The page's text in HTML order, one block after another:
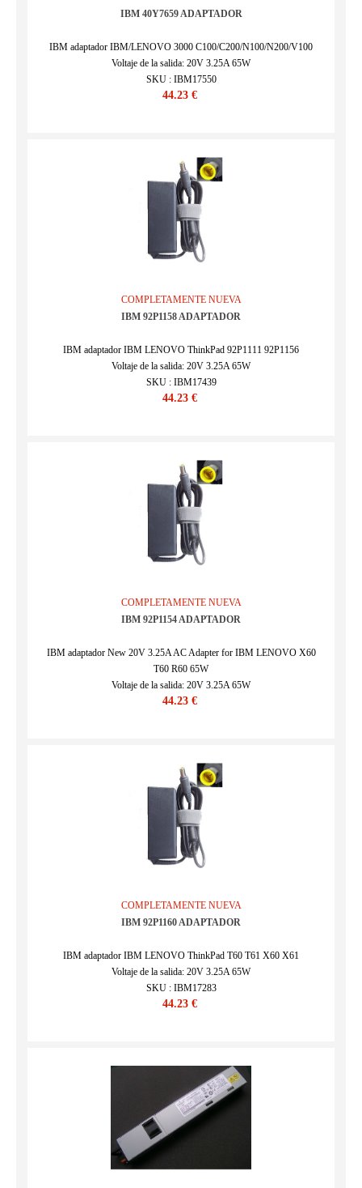
IBM 40Y7659 ADAPTADOR
IBM adaptador IBM/LENOVO 3000 C100/C200/N100/N200/V100
Voltaje de la salida: 20V 3.25A 65W
SKU : IBM17550
44.23 €
COMPLETAMENTE NUEVA
IBM 92P1158 ADAPTADOR
IBM adaptador IBM LENOVO ThinkPad 92P1111 92P1156
Voltaje de la salida: 20V 3.25A 65W
SKU : IBM17439
44.23 €
COMPLETAMENTE NUEVA
IBM 92P1154 ADAPTADOR
IBM adaptador New 20V 3.25A AC Adapter for IBM LENOVO X60
T60 R60 65W
Voltaje de la salida: 20V 3.25A 65W
SKU : IBM17426
44.23 €
COMPLETAMENTE NUEVA
IBM 92P1160 ADAPTADOR
IBM adaptador IBM LENOVO ThinkPad T60 T61 X60 X61
Voltaje de la salida: 20V 3.25A 65W
SKU : IBM17283
44.23 €